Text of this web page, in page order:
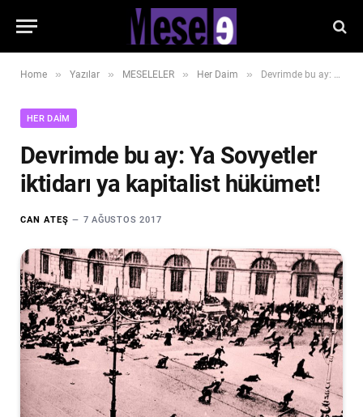
Home » Yazılar » MESELELER » Her Daim » Devrimde bu ay: Ya Sovyetler iktidarı ya kapitalist hükümet!
HER DAIM
Devrimde bu ay: Ya Sovyetler
iktidarı ya kapitalist hükümet!
CAN ATEŞ 7 AĞUSTOS 2017